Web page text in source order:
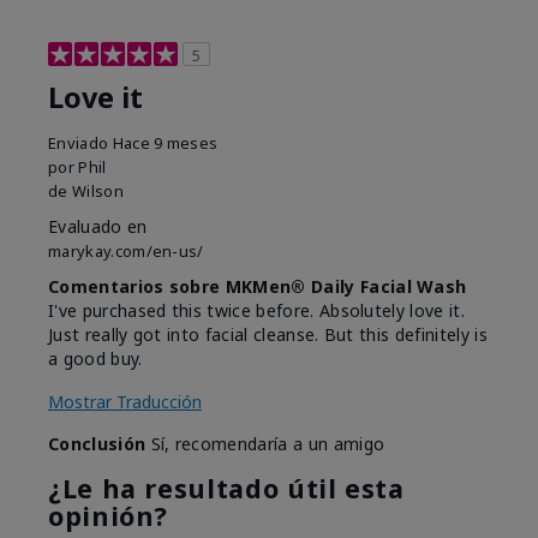
5
Love it
Enviado Hace 9 meses
por Phil
de Wilson
Evaluado en
marykay.com/en-us/
Comentarios sobre MKMen® Daily Facial Wash
I've purchased this twice before. Absolutely love it.
Just really got into facial cleanse. But this definitely is
a good buy.
Mostrar Traducción
Conclusión Sí, recomendaría a un amigo
¿Le ha resultado útil esta
opinión?